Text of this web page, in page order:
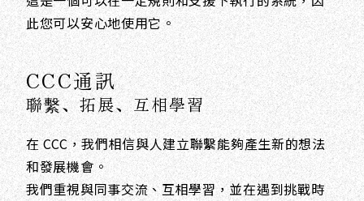
此您可以安心地使用它。
CCC通訊
聯繫、拓展、互相學習
在 CCC，我們相信與人建立聯繫能夠產生新的想法
和發展機會。
我們重視與同事交流、互相學習，並在遇到挑戰時